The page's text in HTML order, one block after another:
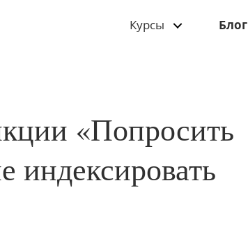
Курсы Блог
«Попросить
индексировать